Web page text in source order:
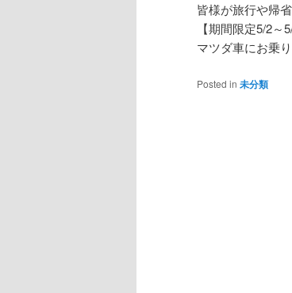
皆様が旅行や帰
【期間限定5/2～5/
マツダ車にお乗
Posted in 未分類